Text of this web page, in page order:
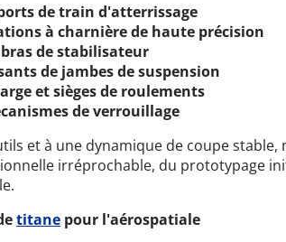
de train d'atterrissage
à charnière de haute précision
de stabilisateur
de jambes de suspension
et sièges de roulements
de verrouillage
et à une dynamique de coupe stable,
irréprochable, du prototypage
titane pour l'aérospatiale